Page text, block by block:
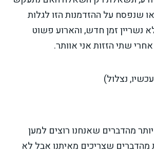
שנפסח על ההזדמנות הזו לגלות
נשריין זמן חדש, והארוע פשוט
שתי הזזות אני אוותר.
נצלול)
מהדברים שאנחנו רוצים למען
מהדברים שצריכים מאיתנו אבל לא